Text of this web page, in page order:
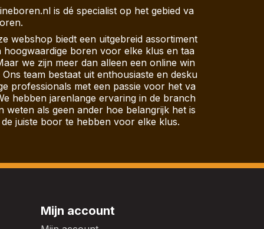
is dé specialist op het gebied va
webshop biedt een uitgebreid assortiment
hoogwaardige boren voor elke klus en taa
we zijn meer dan alleen een online win
Ons team bestaat uit enthousiaste en desku
professionals met een passie voor het va
hebben jarenlange ervaring in de branch
weten als geen ander hoe belangrijk het is
juiste boor te hebben voor elke klus.
Mijn account